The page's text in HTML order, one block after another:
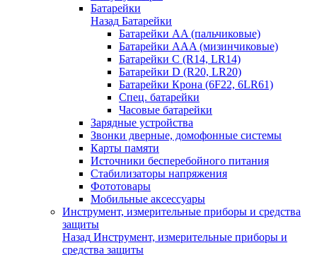
Батарейки
Назад Батарейки
Батарейки AA (пальчиковые)
Батарейки AAA (мизинчиковые)
Батарейки C (R14, LR14)
Батарейки D (R20, LR20)
Батарейки Крона (6F22, 6LR61)
Спец. батарейки
Часовые батарейки
Зарядные устройства
Звонки дверные, домофонные системы
Карты памяти
Источники бесперебойного питания
Стабилизаторы напряжения
Фототовары
Мобильные аксессуары
Инструмент, измерительные приборы и средства
защиты
Назад Инструмент, измерительные приборы и
средства защиты